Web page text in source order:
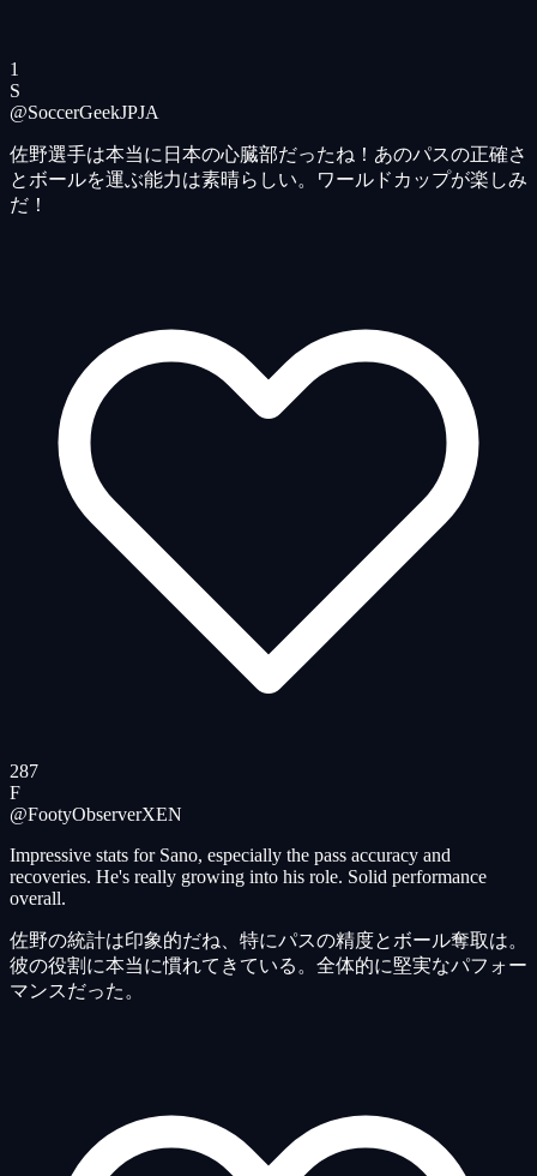
1
S
@SoccerGeekJPJA
佐野選手は本当に日本の心臓部だったね！あのパスの正確さ
とボールを運ぶ能力は素晴らしい。ワールドカップが楽しみ
だ！
287
F
@FootyObserverXEN
Impressive stats for Sano, especially the pass accuracy and
recoveries. He's really growing into his role. Solid performance
overall.
佐野の統計は印象的だね、特にパスの精度とボール奪取は。
彼の役割に本当に慣れてきている。全体的に堅実なパフォー
マンスだった。